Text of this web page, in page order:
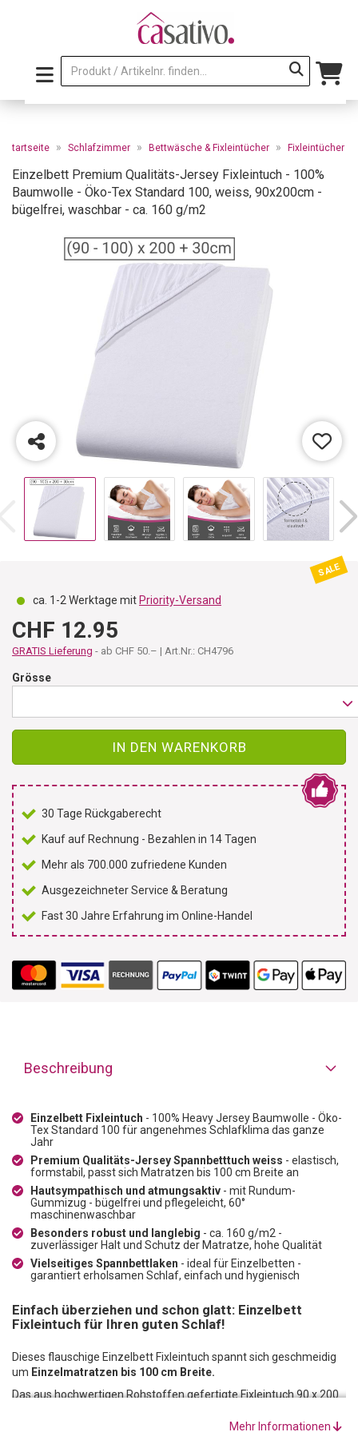
Startseite » Schlafzimmer » Bettwäsche & Fixleintücher » Fixleintücher
Einzelbett Premium Qualitäts-Jersey Fixleintuch - 100%
Baumwolle - Öko-Tex Standard 100, weiss, 90x200cm -
bügelfrei, waschbar - ca. 160 g/m2
SALE
ca. 1-2 Werktage mit Priority-Versand
CHF 12.95
GRATIS Lieferung - ab CHF 50.– | Art.Nr.: CH4796
Grösse
IN DEN WARENKORB
30 Tage Rückgaberecht
Kauf auf Rechnung - Bezahlen in 14 Tagen
Mehr als 700.000 zufriedene Kunden
Ausgezeichneter Service & Beratung
Fast 30 Jahre Erfahrung im Online-Handel
Beschreibung
Einzelbett Fixleintuch - 100% Heavy Jersey Baumwolle - Öko-
Tex Standard 100 für angenehmes Schlafklima das ganze
Jahr
Premium Qualitäts-Jersey Spannbetttuch weiss - elastisch,
formstabil, passt sich Matratzen bis 100 cm Breite an
Hautsympathisch und atmungsaktiv - mit Rundum-
Gummizug - bügelfrei und pflegeleicht, 60°
maschinenwaschbar
Besonders robust und langlebig - ca. 160 g/m2 -
zuverlässiger Halt und Schutz der Matratze, hohe Qualität
Vielseitiges Spannbettlaken - ideal für Einzelbetten -
garantiert erholsamen Schlaf, einfach und hygienisch
Einfach überziehen und schon glatt: Einzelbett
Fixleintuch für Ihren guten Schlaf!
Dieses flauschige Einzelbett Fixleintuch spannt sich geschmeidig
um Einzelmatratzen bis 100 cm Breite.
Das aus hochwertigen Rohstoffen gefertigte Fixleintuch 90 x 200
ein angenehmes Schlafklima in jeder Jahreszeit.Mehr Informationen